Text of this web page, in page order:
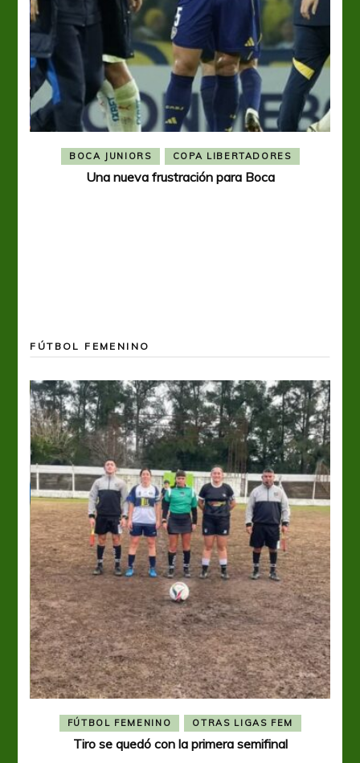
BOCA JUNIORS COPA LIBERTADORES
Una nueva frustración para Boca
FÚTBOL FEMENINO
FÚTBOL FEMENINO OTRAS LIGAS FEM
Tiro se quedó con la primera semifinal